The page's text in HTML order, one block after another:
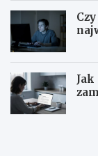
N
C